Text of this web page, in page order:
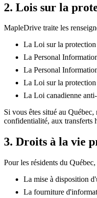
2. Lois sur la
MapleDrive traite les
La Loi sur la protection
La Personal
La Personal
La Loi sur la protection
La Loi canadienne
Si vous êtes situé au
confidentialité, aux transferts
3. Droits à la vie
Pour les résidents du
La mise à disposition
La fourniture